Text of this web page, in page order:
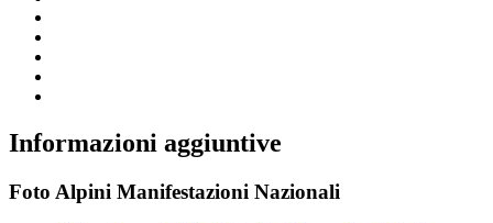
Informazioni aggiuntive
Foto Alpini Manifestazioni Nazionali